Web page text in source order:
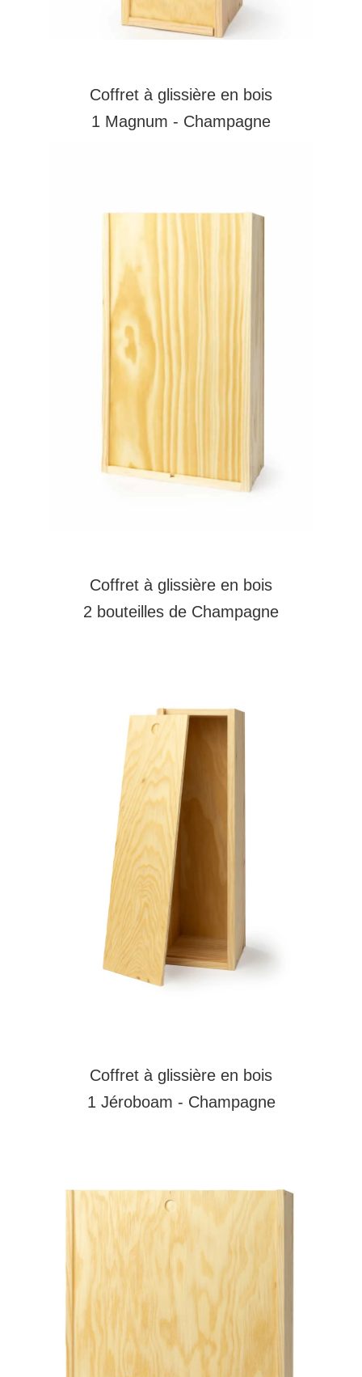
Coffret à glissière en bois
1 Magnum - Champagne
Coffret à glissière en bois
2 bouteilles de Champagne
Coffret à glissière en bois
1 Jéroboam - Champagne